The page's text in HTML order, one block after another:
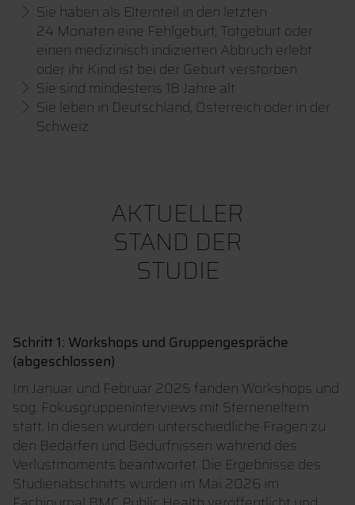
Sie haben als Elternteil in den letzten
24 Monaten eine Fehlgeburt, Totgeburt oder
einen medizinisch indizierten Abbruch erlebt
oder ihr Kind ist bei der Geburt verstorben
Sie sind mindestens 18 Jahre alt
Sie leben in Deutschland, Österreich oder in der
Schweiz
AKTUELLER
STAND DER
STUDIE
Schritt 1: Workshops und Gruppengespräche
(abgeschlossen)
Im Januar und Februar 2025 fanden Workshops und
sog. Fokusgruppeninterviews mit Sterneneltern
statt. In diesen wurden unterschiedliche Fragen zu
den Bedarfen und Bedürfnissen während des
Verlustmoments beantwortet. Die Ergebnisse des
Studienabschnitts wurden im Mai 2026 im